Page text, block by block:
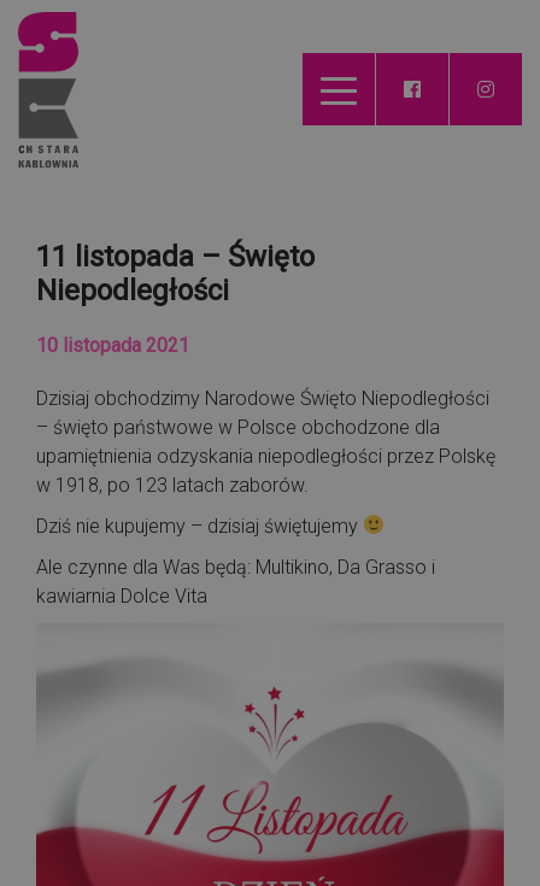
11 listopada – Święto
Niepodległości
10 listopada 2021
Dzisiaj obchodzimy Narodowe Święto Niepodległości
– święto państwowe w Polsce obchodzone dla
upamiętnienia odzyskania niepodległości przez Polskę
w 1918, po 123 latach zaborów.
Dziś nie kupujemy – dzisiaj świętujemy
Ale czynne dla Was będą: Multikino, Da Grasso i
kawiarnia Dolce Vita